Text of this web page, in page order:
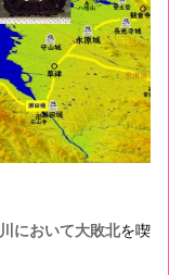
において大敗北を喫